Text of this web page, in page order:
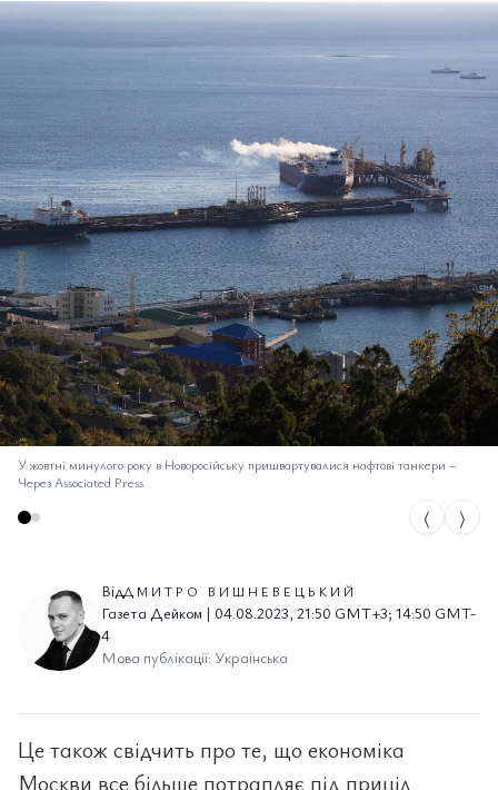
У жовтні минулого року в Новоросійську пришвартувалися нафтові танкери –
Через Associated Press
⟨ ⟩
ВідДМИТРО ВИШНЕВЕЦЬКИЙ
Газета Дейком | 04.08.2023, 21:50 GMT+3; 14:50 GMT-
4
Мова публікації: Українська
Це також свідчить про те, що економіка
Москви все більше потрапляє під приціл